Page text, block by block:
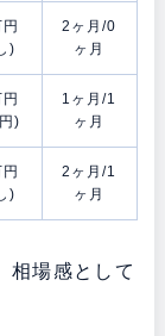
)
2ヶ月/0
ヶ月
)
1ヶ月/1
ヶ月
)
2ヶ月/1
ヶ月
相場感として